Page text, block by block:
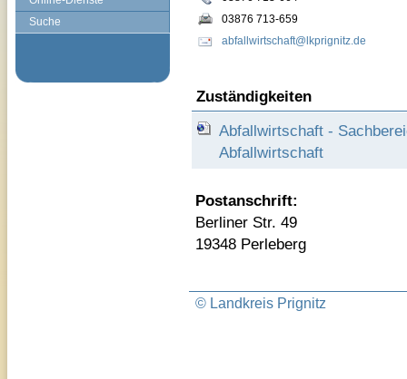
Suche
03876 713-659
abfallwirtschaft@lkprignitz.de
Zuständigkeiten
Abfallwirtschaft -
Abfallwirtschaft
Postanschrift:
Berliner Str. 49
19348 Perleberg
© Landkreis Prignitz